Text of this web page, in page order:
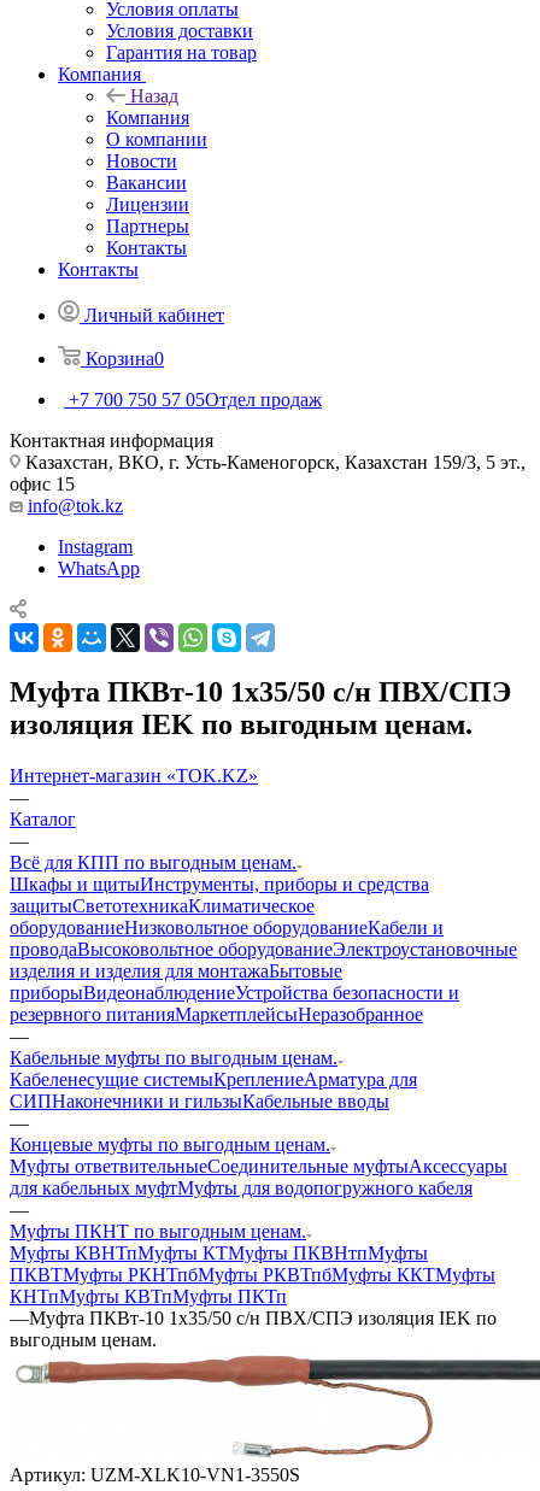
Условия оплаты
Условия доставки
Гарантия на товар
Компания
Назад
Компания
О компании
Новости
Вакансии
Лицензии
Партнеры
Контакты
Контакты
Личный кабинет
Корзина0
+7 700 750 57 05Отдел продаж
Контактная информация
Казахстан, ВКО, г. Усть-Каменогорск, Казахстан 159/3, 5 эт.,
офис 15
info@tok.kz
Instagram
WhatsApp
Муфта ПКВт-10 1х35/50 с/н ПВХ/СПЭ
изоляция IEK по выгодным ценам.
Интернет-магазин «TOK.KZ»
—
Каталог
—
Всё для КПП по выгодным ценам.
Шкафы и щитыИнструменты, приборы и средства
защитыСветотехникаКлиматическое
оборудованиеНизковольтное оборудованиеКабели и
проводаВысоковольтное оборудованиеЭлектроустановочные
изделия и изделия для монтажаБытовые
приборыВидеонаблюдениеУстройства безопасности и
резервного питанияМаркетплейсыНеразобранное
—
Кабельные муфты по выгодным ценам.
Кабеленесущие системыКреплениеАрматура для
СИПНаконечники и гильзыКабельные вводы
—
Концевые муфты по выгодным ценам.
Муфты ответвительныеСоединительные муфтыАксессуары
для кабельных муфтМуфты для водопогружного кабеля
—
Муфты ПКНТ по выгодным ценам.
Муфты КВНТпМуфты КТМуфты ПКВНтпМуфты
ПКВТМуфты РКНТпбМуфты РКВТпбМуфты ККТМуфты
КНТпМуфты КВТпМуфты ПКТп
—Муфта ПКВт-10 1х35/50 с/н ПВХ/СПЭ изоляция IEK по
выгодным ценам.
Артикул: UZM-XLK10-VN1-3550S